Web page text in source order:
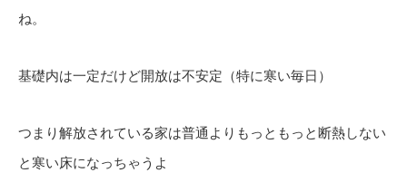
ね。
基礎内は一定だけど開放は不安定（特に寒い毎日）
つまり解放されている家は普通よりもっともっと断熱しない
と寒い床になっちゃうよ